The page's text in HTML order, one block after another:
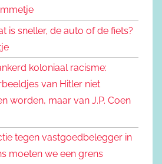
is sneller, de auto of de fiets?
koloniaal racisme:
van Hitler niet
worden, maar van J.P. Coen
tegen vastgoedbelegger in
moeten we een grens